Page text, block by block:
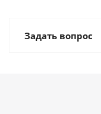
Задать вопрос